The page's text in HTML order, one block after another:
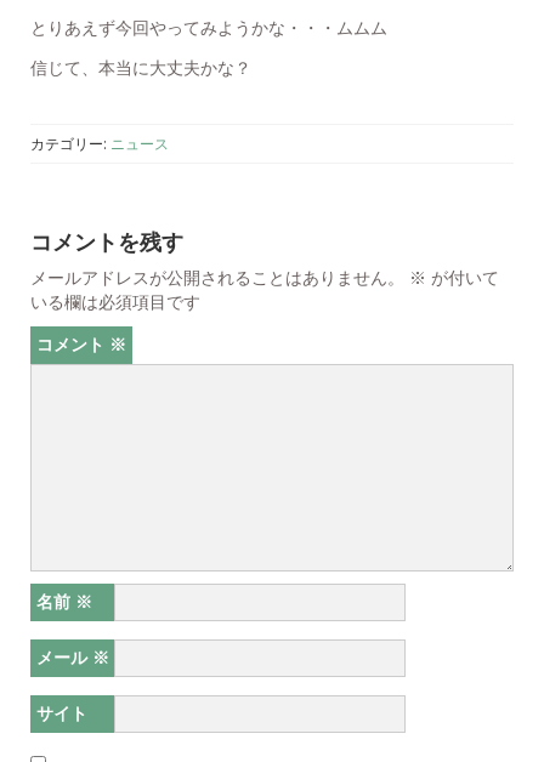
とりあえず今回やってみようかな・・・ムムム
信じて、本当に大丈夫かな？
カテゴリー: ニュース
コメントを残す
メールアドレスが公開されることはありません。 ※ が付いて
いる欄は必須項目です
コメント ※
名前 ※
メール ※
サイト